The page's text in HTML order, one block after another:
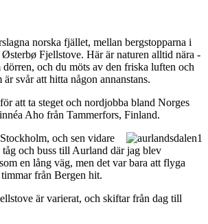
norska fjället, mellan bergstopparna i
Fjellstove. Här är naturen alltid nära -
dörren, och du möts av den friska luften och
svår att hitta någon annanstans.
att ta steget och nordjobba bland Norges
Aho från Tammerfors, Finland.
och sen vidare
och buss till Aurland där jag blev
en lång väg, men det var bara att flyga
från Bergen hit.
är varierat, och skiftar från dag till